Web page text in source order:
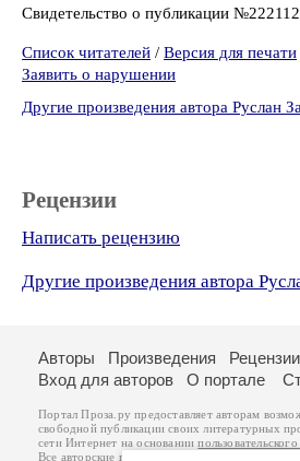
Свидетельство о публикации
Список читателей / Версия для печати
Заявить о нарушении
Другие произведения автора Руслан
Рецензии
Написать рецензию
Другие произведения автора
Авторы Произведения Рецензии
Вход для авторов
О портале
Портал Проза.ру предоставляет авторам
свободной публикации своих литературных
сети Интернет на основании
Все авторские права на произведения